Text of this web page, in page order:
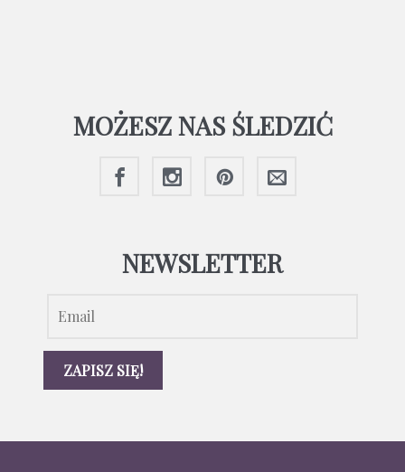
MOŻESZ NAS ŚLEDZIĆ
NEWSLETTER